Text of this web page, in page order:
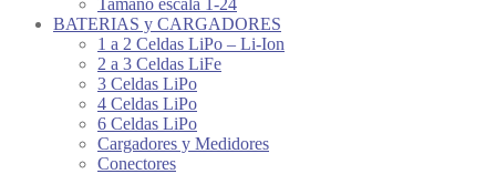
Tamaño escala 1-24
BATERIAS y CARGADORES
1 a 2 Celdas LiPo – Li-Ion
2 a 3 Celdas LiFe
3 Celdas LiPo
4 Celdas LiPo
6 Celdas LiPo
Cargadores y Medidores
Conectores